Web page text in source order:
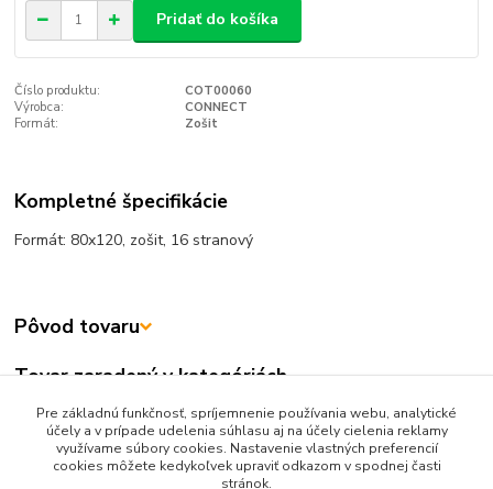
Pridať do košíka
Číslo produktu:
COT00060
Výrobca:
CONNECT
Formát:
Zošit
Kompletné špecifikácie
Formát: 80x120, zošit, 16 stranový
Pôvod tovaru
Tovar zaradený v kategóriách
TLAČIVÁ
Knižničné
Pre základnú funkčnosť, spríjemnenie používania webu, analytické
účely a v prípade udelenia súhlasu aj na účely cielenia reklamy
využívame súbory cookies. Nastavenie vlastných preferencií
cookies môžete kedykoľvek upraviť odkazom v spodnej časti
stránok.